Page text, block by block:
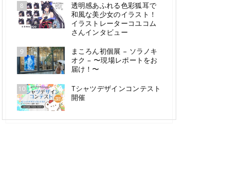
8
透明感あふれる色彩狐耳で
和風な美少女のイラスト！
イラストレーターコユコム
さんインタビュー
9
まころん初個展 – ソラノキ
オク – 〜現場レポートをお
届け！〜
10
Tシャツデザインコンテスト
開催